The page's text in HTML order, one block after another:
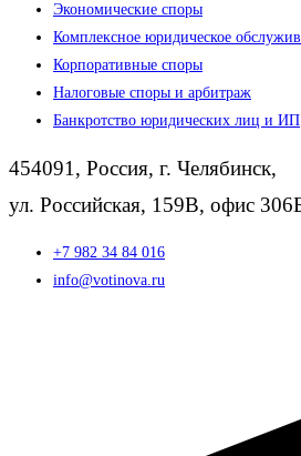
Экономические споры
Комплексное юридическое
Корпоративные споры
Налоговые споры и арбитраж
Банкротство юридических лиц и ИП
454091, Россия, г. Челябинск,
ул. Российская, 159В, офис
+7 982 34 84 016
info@votinova.ru